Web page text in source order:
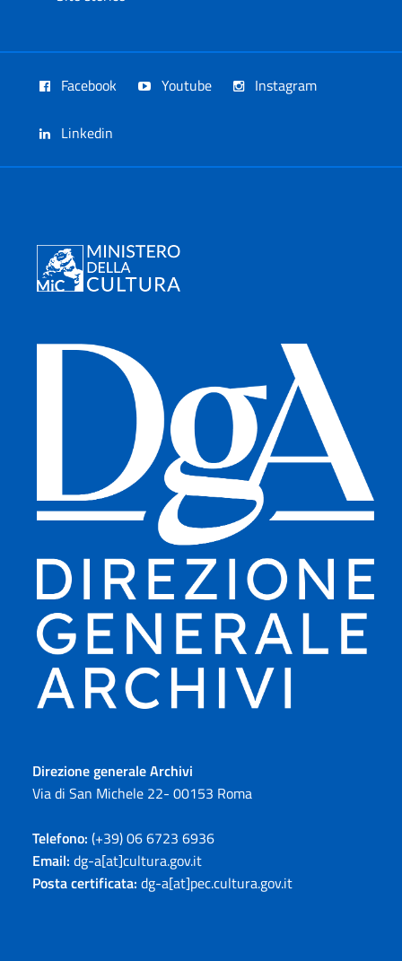
Facebook Youtube Instagram
Linkedin
Direzione generale Archivi
Via di San Michele 22- 00153 Roma
Telefono: (+39) 06 6723 6936
Email: dg-a[at]cultura.gov.it
Posta certificata: dg-a[at]pec.cultura.gov.it